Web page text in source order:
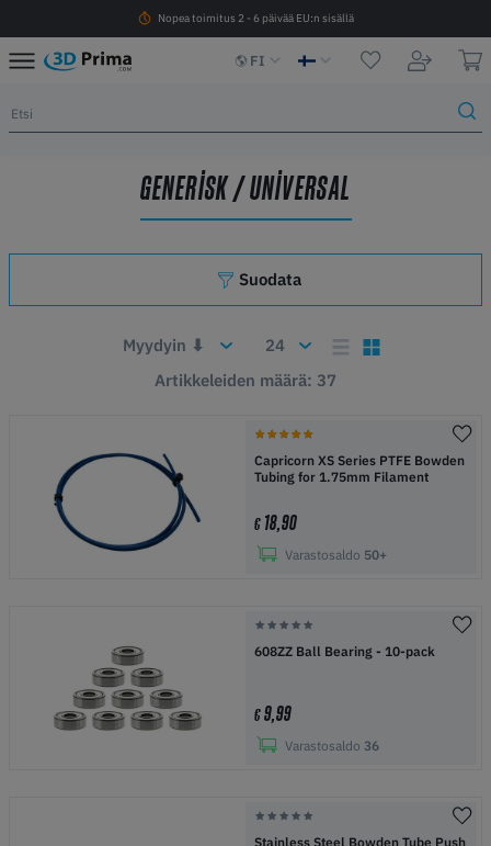
Nopea toimitus 2 - 6 päivää EU:n sisällä
FI
GENERISK / UNIVERSAL
Suodata
Artikkeleiden määrä: 37
Capricorn XS Series PTFE Bowden
Tubing for 1.75mm Filament
€18,90
Varastosaldo 50+
608ZZ Ball Bearing - 10-pack
€9,99
Varastosaldo 36
Stainless Steel Bowden Tube Push